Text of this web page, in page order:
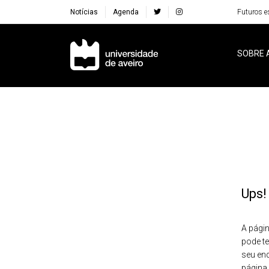
Notícias Agenda Futuros
Navegação Principal
SOBRE
A
pode
seu